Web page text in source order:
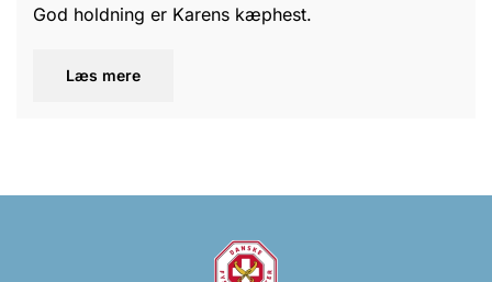
God holdning er Karens kæphest.
Læs mere